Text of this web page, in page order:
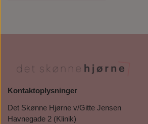
Kontaktoplysninger
Det Skønne Hjørne v/Gitte Jensen
Havnegade 2 (Klinik)